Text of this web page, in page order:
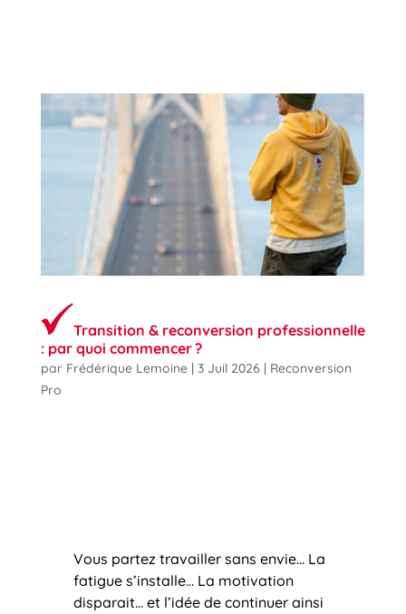
Transition & reconversion professionnelle
: par quoi commencer ?
par Frédérique Lemoine| 3 Juil 2026
Reconversion
Pro
Vous partez travailler sans envie… La
fatigue s’installe… La motivation
disparait… et l’idée de continuer ainsi